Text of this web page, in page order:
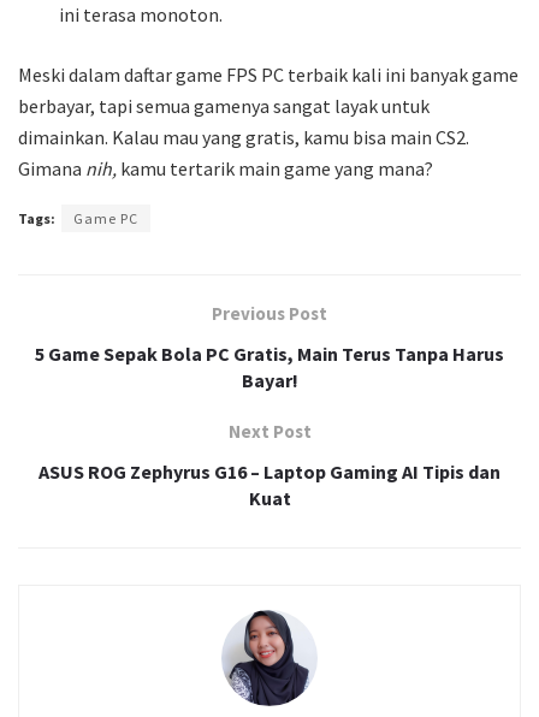
ini terasa monoton.
Meski dalam daftar game FPS PC terbaik kali ini banyak game
berbayar, tapi semua gamenya sangat layak untuk
dimainkan. Kalau mau yang gratis, kamu bisa main CS2.
Gimana nih, kamu tertarik main game yang mana?
Tags: Game PC
Previous Post
5 Game Sepak Bola PC Gratis, Main Terus Tanpa Harus
Bayar!
Next Post
ASUS ROG Zephyrus G16 – Laptop Gaming AI Tipis dan
Kuat